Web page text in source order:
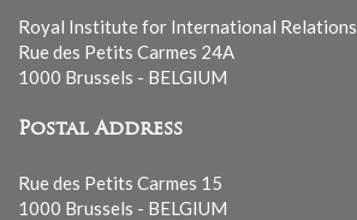
Royal Institute for International Relations
Rue des Petits Carmes 24A
1000 Brussels - BELGIUM
Postal Address
Rue des Petits Carmes 15
1000 Brussels - BELGIUM